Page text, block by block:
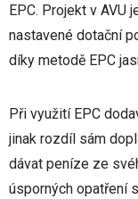
EPC. Projekt v AVU
nastavené dotační
díky metodě EPC
Při využití EPC
jinak rozdíl sám
dávat peníze ze
úsporných opatření